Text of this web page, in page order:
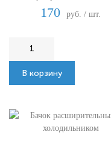
170 руб. / шт.
В корзину